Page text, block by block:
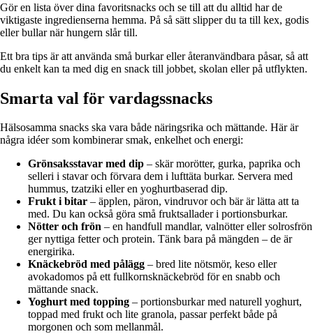
Gör en lista över dina favoritsnacks och se till att du alltid har de
viktigaste ingredienserna hemma. På så sätt slipper du ta till kex, godis
eller bullar när hungern slår till.
Ett bra tips är att använda små burkar eller återanvändbara påsar, så att
du enkelt kan ta med dig en snack till jobbet, skolan eller på utflykten.
Smarta val för vardagssnacks
Hälsosamma snacks ska vara både näringsrika och mättande. Här är
några idéer som kombinerar smak, enkelhet och energi:
Grönsaksstavar med dip – skär morötter, gurka, paprika och
selleri i stavar och förvara dem i lufttäta burkar. Servera med
hummus, tzatziki eller en yoghurtbaserad dip.
Frukt i bitar – äpplen, päron, vindruvor och bär är lätta att ta
med. Du kan också göra små fruktsallader i portionsburkar.
Nötter och frön – en handfull mandlar, valnötter eller solrosfrön
ger nyttiga fetter och protein. Tänk bara på mängden – de är
energirika.
Knäckebröd med pålägg – bred lite nötsmör, keso eller
avokadomos på ett fullkorns­knäckebröd för en snabb och
mättande snack.
Yoghurt med topping – portionsburkar med naturell yoghurt,
toppad med frukt och lite granola, passar perfekt både på
morgonen och som mellanmål.